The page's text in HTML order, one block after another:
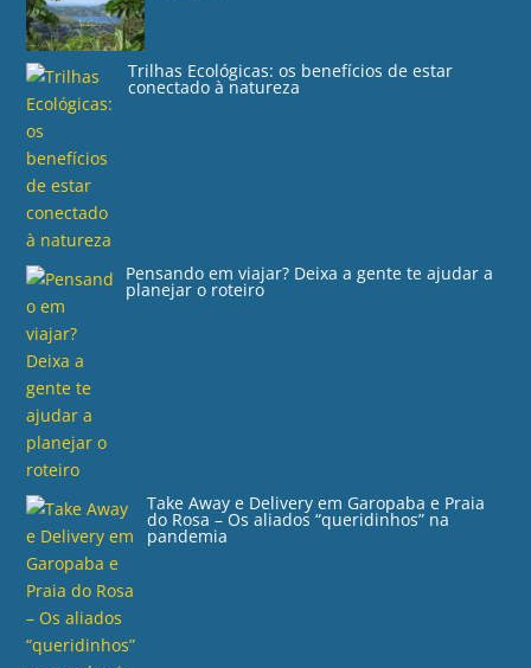
Trilhas Ecológicas: os benefícios de estar
conectado à natureza
Pensando em viajar? Deixa a gente te ajudar a
planejar o roteiro
Take Away e Delivery em Garopaba e Praia
do Rosa – Os aliados “queridinhos” na
pandemia